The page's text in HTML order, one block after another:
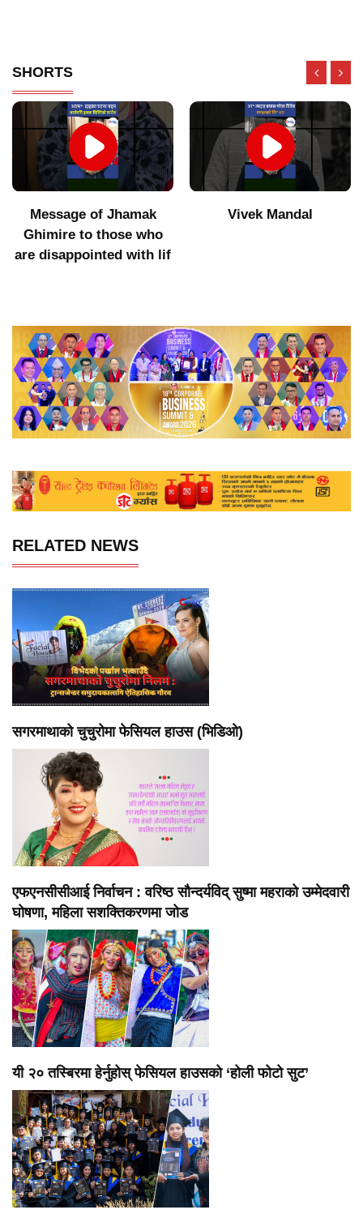
SHORTS
Vivek Mandal
Indigenous products did
RELATED NEWS
सगरमाथाको चुचुरोमा फेसियल हाउस (भिडिओ)
एफएनसीसीआई निर्वाचन : वरिष्ठ सौन्दर्यविद् सुष्मा महराको उम्मेदवारी
घोषणा, महिला सशक्तिकरणमा जोड
यी २० तस्बिरमा हेर्नुहोस् फेसियल हाउसको ‘होली फोटो सुट’